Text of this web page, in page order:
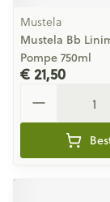
Mustela
Mustela Bb
Pompe 750ml
€ 21,50